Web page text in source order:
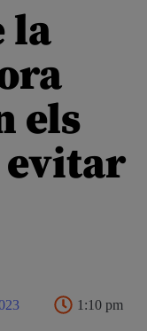
la
els
evitar
1:10 pm